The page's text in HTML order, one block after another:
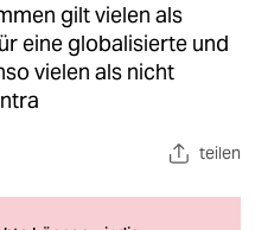
gilt vielen als
eine globalisierte und
vielen als nicht
teilen